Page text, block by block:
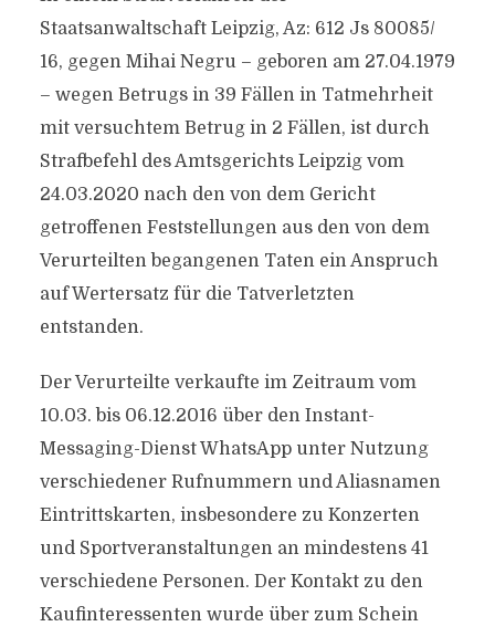
Staatsanwaltschaft Leipzig, Az: 612 Js 80085/​
16, gegen Mihai Negru – geboren am 27.04.1979
– wegen Betrugs in 39 Fällen in Tatmehrheit
mit versuchtem Betrug in 2 Fällen, ist durch
Strafbefehl des Amtsgerichts Leipzig vom
24.03.2020 nach den von dem Gericht
getroffenen Feststellungen aus den von dem
Verurteilten begangenen Taten ein Anspruch
auf Wertersatz für die Tatverletzten
entstanden.
Der Verurteilte verkaufte im Zeitraum vom
10.03. bis 06.12.2016 über den Instant-
Messaging-Dienst WhatsApp unter Nutzung
verschiedener Rufnummern und Aliasnamen
Eintrittskarten, insbesondere zu Konzerten
und Sportveranstaltungen an mindestens 41
verschiedene Personen. Der Kontakt zu den
Kaufinteressenten wurde über zum Schein